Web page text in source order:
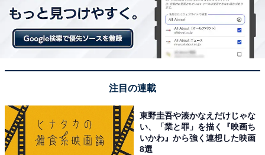
たバラエティ番組にも出演しており、明るく飾らない人
柄でお茶の間に元気を届けてくれています。回答者から
は、次のようなコメントが寄せられました。
「自分の個性を活かしてみんなから愛されるようなキャ
ラクターを持っているから（10代女性）」
注目の連載
東野圭吾や湊かなえだけじゃな
い、「業と罪」を描く『映画ち
いかわ』から強く連想した映画
8選